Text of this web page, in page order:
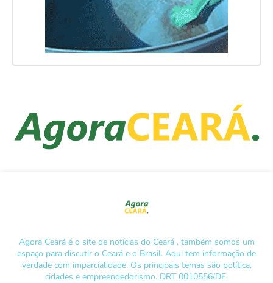
Agora Ceará é o site de notícias do Ceará , também somos um
espaço para discutir o Ceará e o Brasil. Aqui tem informação de
verdade com imparcialidade. Os principais temas são política,
cidades e empreendedorismo. DRT 0010556/DF.